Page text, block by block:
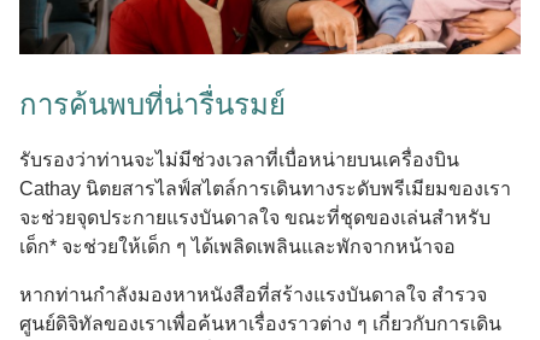
การค้นพบที่น่ารื่นรมย์
รับรองว่าท่านจะไม่มีช่วงเวลาที่เบื่อหน่ายบนเครื่องบิน
Cathay นิตยสารไลฟ์สไตล์การเดินทางระดับพรีเมียมของเรา
จะช่วยจุดประกายแรงบันดาลใจ ขณะที่ชุดของเล่นสําหรับ
เด็ก* จะช่วยให้เด็ก ๆ ได้เพลิดเพลินและพักจากหน้าจอ
หากท่านกําลังมองหาหนังสือที่สร้างแรงบันดาลใจ สํารวจ
ศูนย์ดิจิทัลของเราเพื่อค้นหาเรื่องราวต่าง ๆ เกี่ยวกับการเดิน